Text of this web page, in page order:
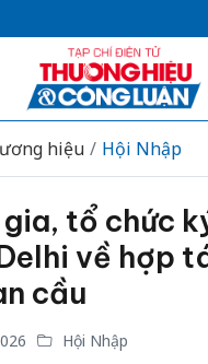
hiệu Hội Nhập
tổ chức
về hợp
cầu
Hội Nhập